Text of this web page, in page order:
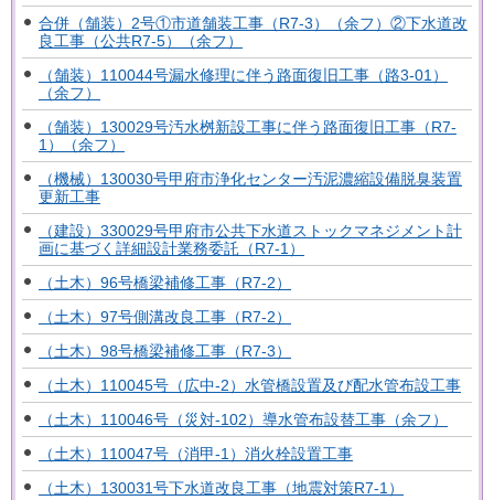
合併（舗装）2号①市道舗装工事（R7-3）（余フ）②下水道改
良工事（公共R7-5）（余フ）
（舗装）110044号漏水修理に伴う路面復旧工事（路3-01）
（余フ）
（舗装）130029号汚水桝新設工事に伴う路面復旧工事（R7-
1）（余フ）
（機械）130030号甲府市浄化センター汚泥濃縮設備脱臭装置
更新工事
（建設）330029号甲府市公共下水道ストックマネジメント計
画に基づく詳細設計業務委託（R7-1）
（土木）96号橋梁補修工事（R7-2）
（土木）97号側溝改良工事（R7-2）
（土木）98号橋梁補修工事（R7-3）
（土木）110045号（広中-2）水管橋設置及び配水管布設工事
（土木）110046号（災対-102）導水管布設替工事（余フ）
（土木）110047号（消甲-1）消火栓設置工事
（土木）130031号下水道改良工事（地震対策R7-1）